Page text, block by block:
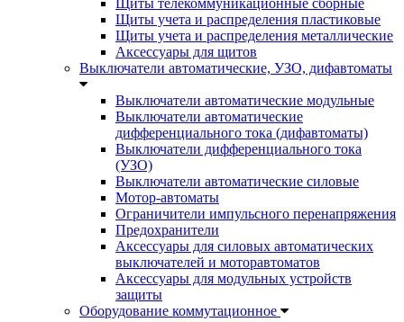
Щиты телекоммуникационные сборные
Щиты учета и распределения пластиковые
Щиты учета и распределения металлические
Аксессуары для щитов
Выключатели автоматические, УЗО, дифавтоматы
Выключатели автоматические модульные
Выключатели автоматические
дифференциального тока (дифавтоматы)
Выключатели дифференциального тока
(УЗО)
Выключатели автоматические силовые
Мотор-автоматы
Ограничители импульсного перенапряжения
Предохранители
Аксессуары для силовых автоматических
выключателей и моторавтоматов
Аксессуары для модульных устройств
защиты
Оборудование коммутационное